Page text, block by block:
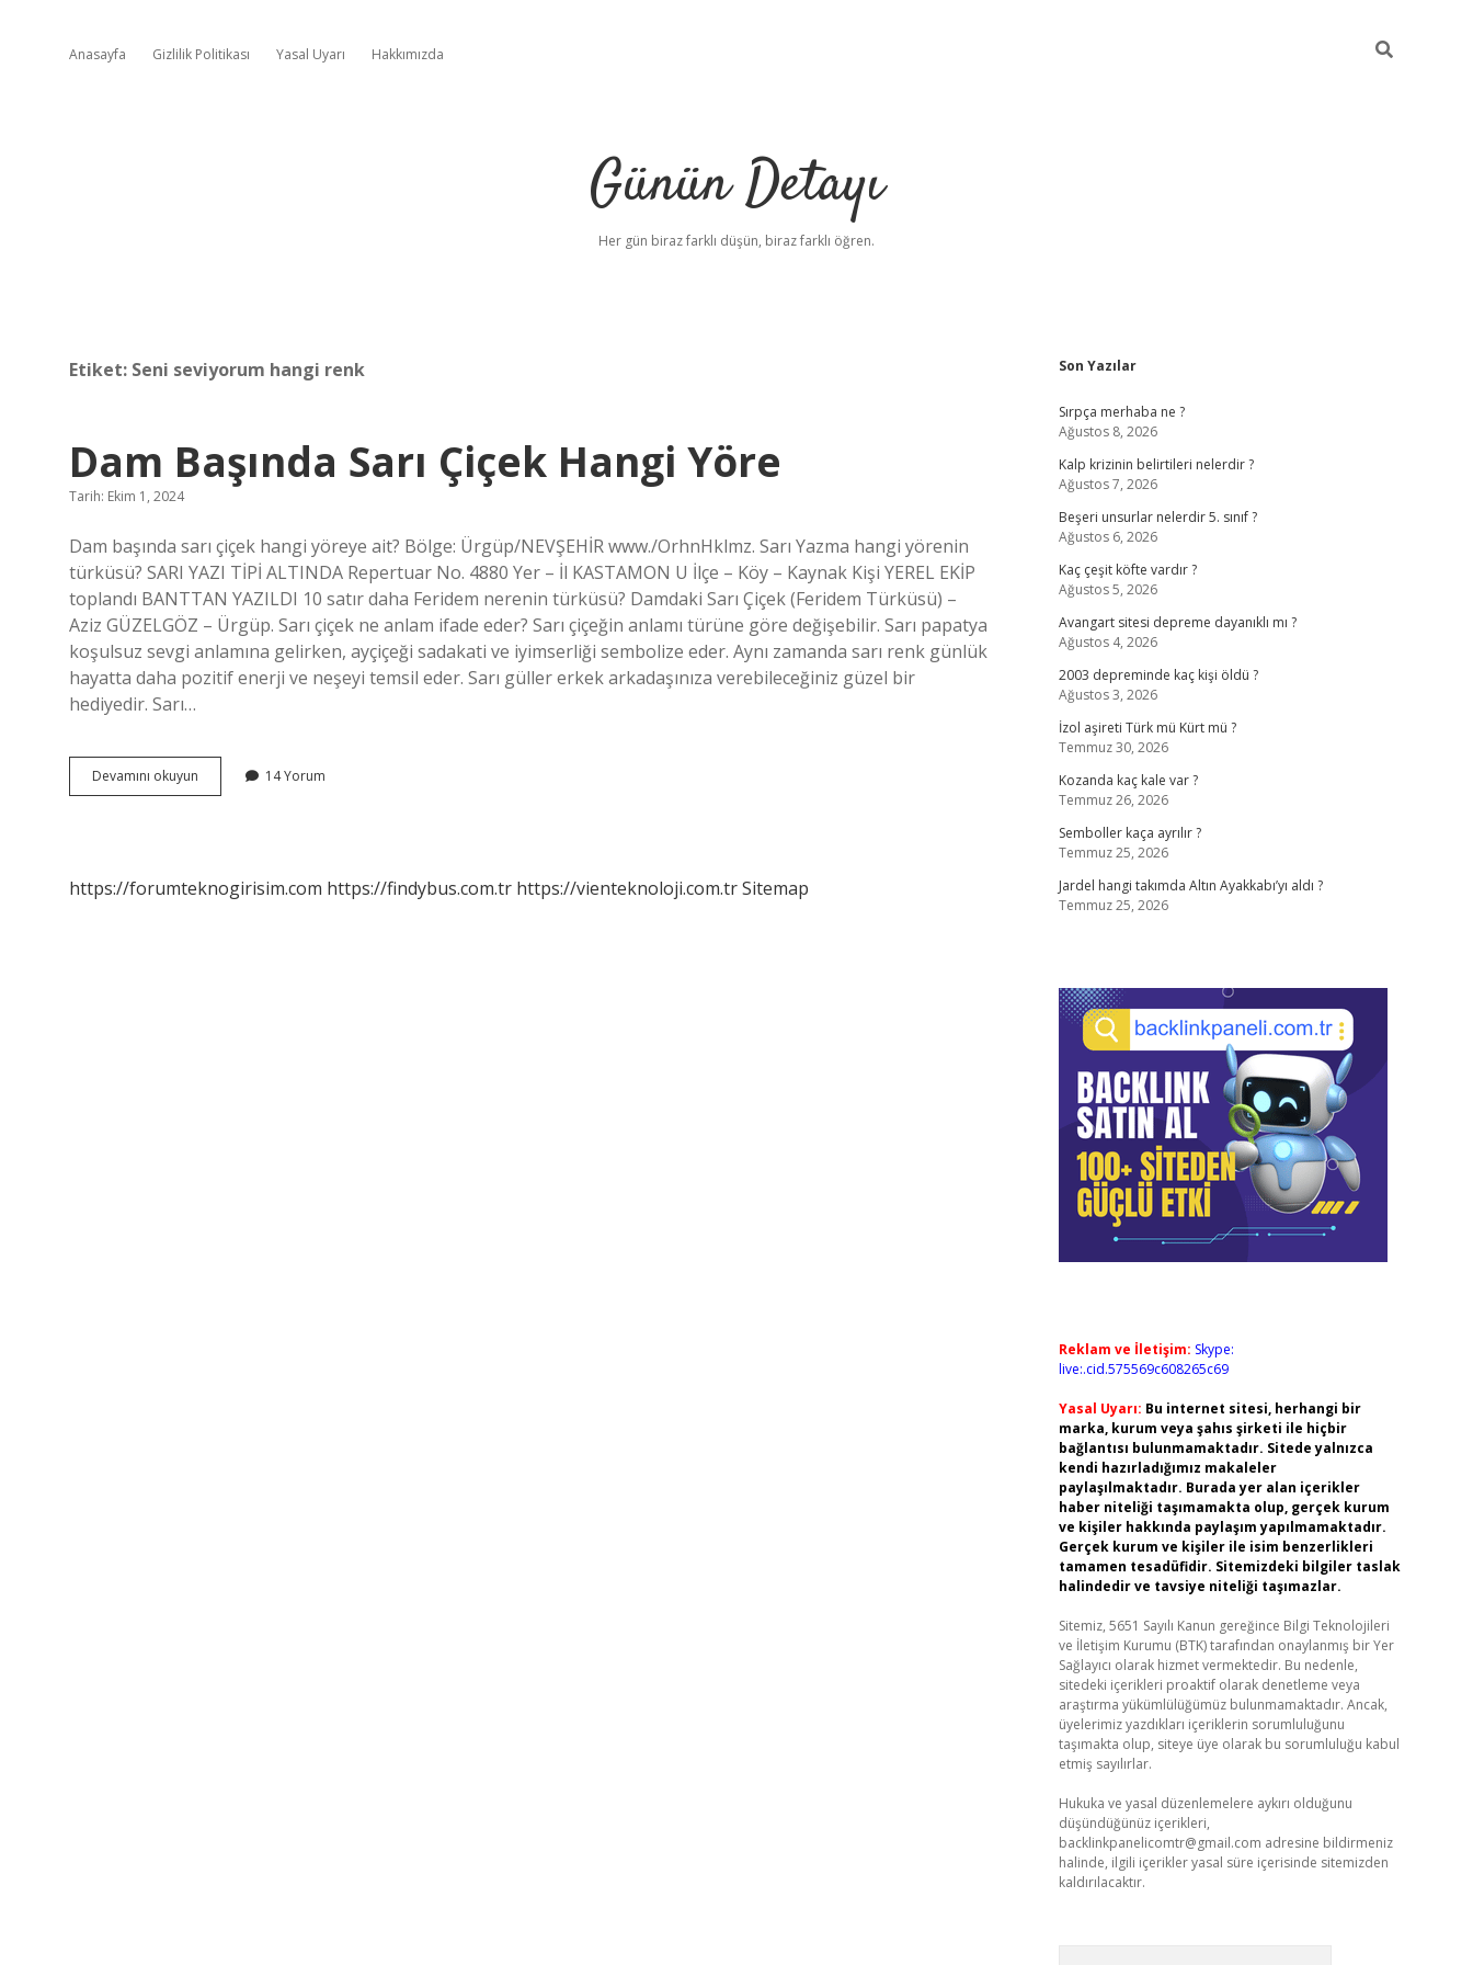
Anasayfa Gizlilik Politikası Yasal Uyarı Hakkımızda
Günün Detayı
Her gün biraz farklı düşün, biraz farklı öğren.
Etiket: Seni seviyorum hangi renk
Dam Başında Sarı Çiçek Hangi Yöre
Tarih: Ekim 1, 2024
Dam başında sarı çiçek hangi yöreye ait? Bölge: Ürgüp/NEVŞEHİR www./OrhnHklmz. Sarı Yazma hangi yörenin
türküsü? SARI YAZI TİPİ ALTINDA Repertuar No. 4880 Yer – İl KASTAMON U İlçe – Köy – Kaynak Kişi YEREL EKİP
toplandı BANTTAN YAZILDI 10 satır daha Feridem nerenin türküsü? Damdaki Sarı Çiçek (Feridem Türküsü) –
Aziz GÜZELGÖZ – Ürgüp. Sarı çiçek ne anlam ifade eder? Sarı çiçeğin anlamı türüne göre değişebilir. Sarı papatya
koşulsuz sevgi anlamına gelirken, ayçiçeği sadakati ve iyimserliği sembolize eder. Aynı zamanda sarı renk günlük
hayatta daha pozitif enerji ve neşeyi temsil eder. Sarı güller erkek arkadaşınıza verebileceğiniz güzel bir
hediyedir. Sarı…
Devamını okuyun
Başında
14 Yorum
https://forumteknogirisim.com https://findybus.com.tr https://vienteknoloji.com.trSitemap
Sidebar
Son Yazılar
Sırpça merhaba ne ?
Ağustos 8, 2026
Kalp krizinin belirtileri nelerdir ?
Ağustos 7, 2026
Beşeri unsurlar nelerdir 5. sınıf ?
Ağustos 6, 2026
Kaç çeşit köfte vardır ?
Ağustos 5, 2026
Avangart sitesi depreme dayanıklı mı ?
Ağustos 4, 2026
2003 depreminde kaç kişi öldü ?
Ağustos 3, 2026
İzol aşireti Türk mü Kürt mü ?
Temmuz 30, 2026
Kozanda kaç kale var ?
Temmuz 26, 2026
Semboller kaça ayrılır ?
Temmuz 25, 2026
Jardel hangi takımda Altın Ayakkabı’yı aldı ?
Temmuz 25, 2026
Reklam ve İletişim: Skype:
live:.cid.575569c608265c69
Yasal Uyarı: Bu internet sitesi, herhangi bir
marka, kurum veya şahıs şirketi ile hiçbir
bağlantısı bulunmamaktadır. Sitede yalnızca
kendi hazırladığımız makaleler
paylaşılmaktadır. Burada yer alan içerikler
haber niteliği taşımamakta olup, gerçek kurum
ve kişiler hakkında paylaşım yapılmamaktadır.
Gerçek kurum ve kişiler ile isim benzerlikleri
tamamen tesadüfidir. Sitemizdeki bilgiler taslak
halindedir ve tavsiye niteliği taşımazlar.
Sitemiz, 5651 Sayılı Kanun gereğince Bilgi Teknolojileri
ve İletişim Kurumu (BTK) tarafından onaylanmış bir Yer
Sağlayıcı olarak hizmet vermektedir. Bu nedenle,
sitedeki içerikleri proaktif olarak denetleme veya
araştırma yükümlülüğümüz bulunmamaktadır. Ancak,
üyelerimiz yazdıkları içeriklerin sorumluluğunu
taşımakta olup, siteye üye olarak bu sorumluluğu kabul
etmiş sayılırlar.
Hukuka ve yasal düzenlemelere aykırı olduğunu
düşündüğünüz içerikleri,
backlinkpanelicomtr@gmail.com adresine bildirmeniz
halinde, ilgili içerikler yasal süre içerisinde sitemizden
kaldırılacaktır.